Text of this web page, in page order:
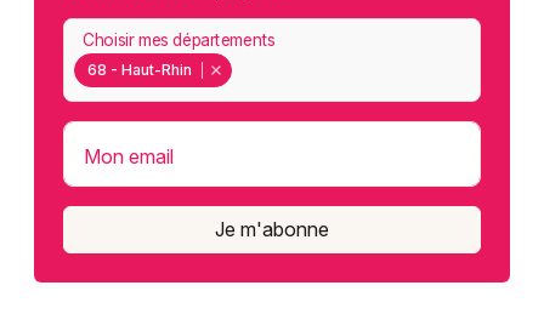
68 - Haut-Rhin
Choisir mes départements
Mon email
Je m'abonne